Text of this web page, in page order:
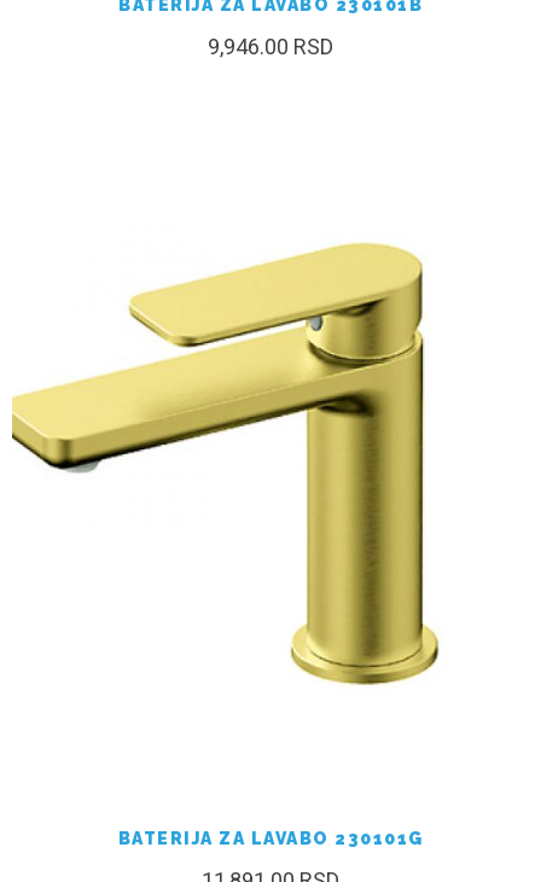
BATERIJA ZA LAVABO 230101B
9,946.00 RSD
BATERIJA ZA LAVABO 230101G